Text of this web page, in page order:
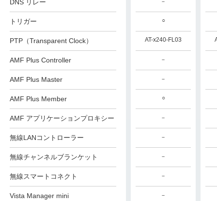
DNS リレー
トリガー
PTP（Transparent Clock）
AMF Plus Controller
AMF Plus Master
AMF Plus Member
AMF アプリケーションプロキシー
無線LANコントローラー
無線チャンネルブランケット
無線スマートコネクト
Vista Manager mini
－
○
AT-x250-FL03
－
－
○
－
－
－
－
－
AT-x250-FL03
－
－
－
○
AT-x240-FL03
－
－
○
－
－
－
－
－